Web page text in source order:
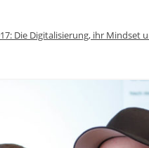
Die Digitalisierung, ihr Mindset